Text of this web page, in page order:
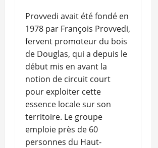
Provvedi avait été fondé en
1978 par François Provvedi,
fervent promoteur du bois
de Douglas, qui a depuis le
début mis en avant la
notion de circuit court
pour exploiter cette
essence locale sur son
territoire. Le groupe
emploie près de 60
personnes du Haut-